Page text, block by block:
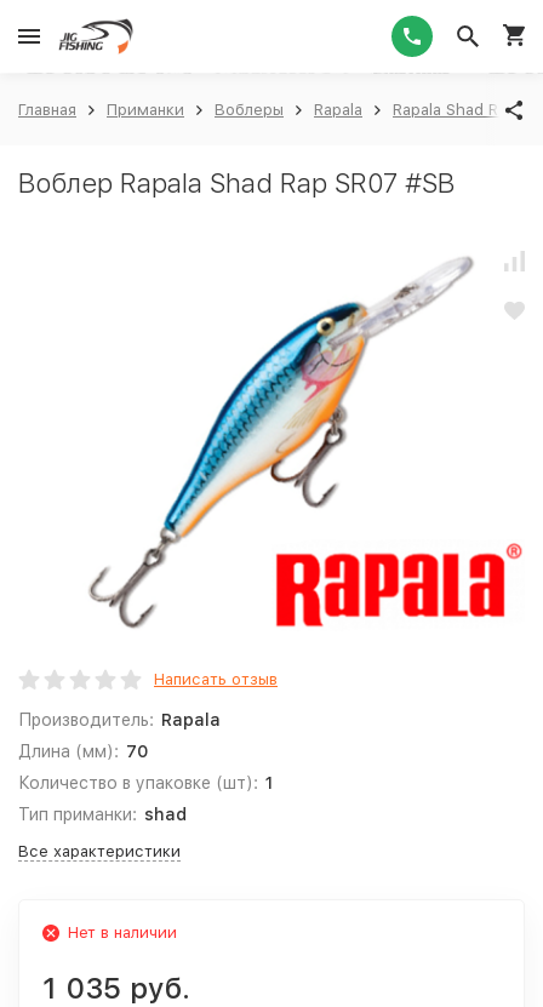
Главная Приманки Воблеры Rapala Rapala Shad Rap
Воблер Rapala Shad Rap SR07 #SB
Написать отзыв
Производитель: Rapala
Длина (мм): 70
Количество в упаковке (шт): 1
Тип приманки: shad
Все характеристики
Нет в наличии
1 035 руб.